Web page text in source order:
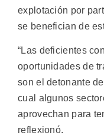
explotación por
se benefician de
“Las deficientes
oportunidades de
son el detonante
cual algunos
aprovechan para
reflexionó.